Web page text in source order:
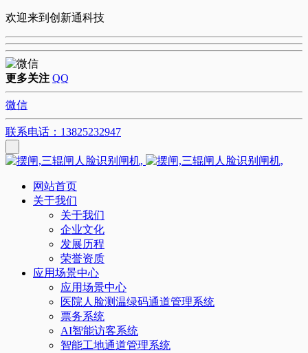
欢迎来到创新通科技
更多关注 QQ
微信
联系电话：13825232947
网站首页
关于我们
关于我们
企业文化
发展历程
荣誉资质
应用场景中心
应用场景中心
医院人脸测温绿码通道管理系统
票务系统
AI智能访客系统
智能工地通道管理系统